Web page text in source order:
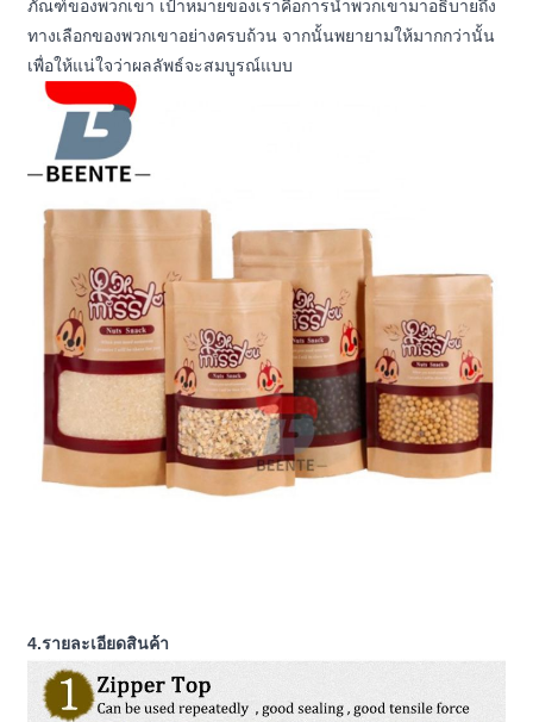
ภัณฑ์ของพวกเขา เป้าหมายของเราคือการนำพวกเขามาอธิบายถึง
ทางเลือกของพวกเขาอย่างครบถ้วน จากนั้นพยายามให้มากกว่านั้น
เพื่อให้แน่ใจว่าผลลัพธ์จะสมบูรณ์แบบ
4.รายละเอียดสินค้า